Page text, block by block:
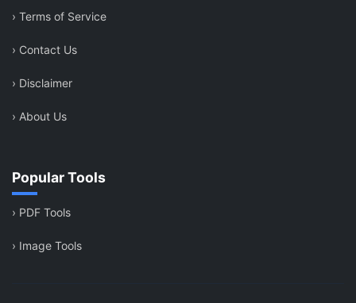
› Terms of Service
› Contact Us
› Disclaimer
› About Us
Popular Tools
› PDF Tools
› Image Tools